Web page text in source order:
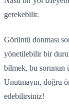
gerekebilir.
Görüntü donması
yönetilebilir bir
bilmek, bu sorunun
Unutmayın, doğru
edebilirsiniz!